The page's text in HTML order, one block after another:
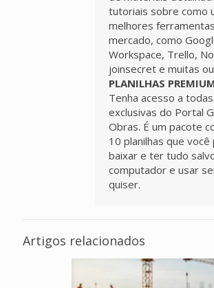
tutoriais sobre como
melhores
mercado, como
Workspace, Trello,
joinsecret e muitas
PLANILHAS
Tenha acesso a
exclusivas do Portal
Obras. É um pacote
10 planilhas que você
baixar e ter tudo
computador e usar
quiser.
Artigos relacionados